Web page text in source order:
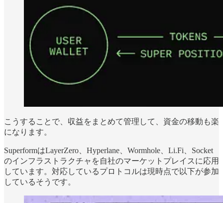
こうすることで、収益をまとめて管理して、資金の移動も楽
になります。
SuperformはLayerZero、Hyperlane、Wormhole、Li.Fi、Socket
のインフラストラクチャを自社のマーケットプレイスに応用
しています。対応しているプロトコルは現時点で以下が参加
しているそうです。